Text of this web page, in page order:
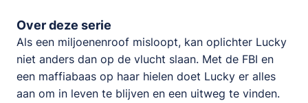
Over deze serie
Als een miljoenenroof misloopt, kan oplichter Lucky
niet anders dan op de vlucht slaan. Met de FBI en
een maffiabaas op haar hielen doet Lucky er alles
aan om in leven te blijven en een uitweg te vinden.